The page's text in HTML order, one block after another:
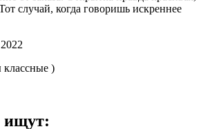
случай, когда говоришь искреннее
)
ищут: